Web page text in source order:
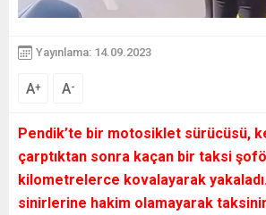
Yayınlama: 14.09.2023
A+ A-
Pendik’te bir motosiklet sürücüsü,
çarptıktan sonra kaçan bir taksi
kilometrelerce kovalayarak
sinirlerine hakim olamayarak